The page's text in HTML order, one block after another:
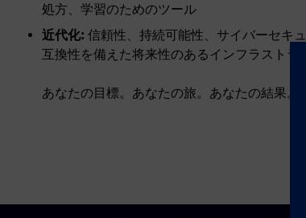
処方、学習のためのツール
近代化: 信頼性、持続可能性、サイバーセキ
互換性を備えた将来性のあるインフラストラ
あなたの目標。あなたの旅。あなたの結果。